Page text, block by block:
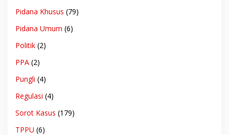
Pidana Khusus (79)
Pidana Umum (6)
Politik (2)
PPA (2)
Pungli (4)
Regulasi (4)
Sorot Kasus (179)
TPPU (6)